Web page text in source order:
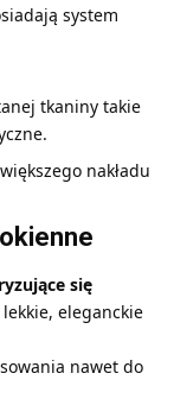
system
tkaniny takie
nakładu
się
lekkie, eleganckie
nawet do